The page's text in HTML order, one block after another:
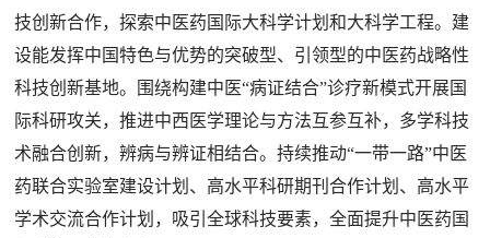
技创新合作，探索中医药国际大科学计划和大科学工程。建
设能发挥中国特色与优势的突破型、引领型的中医药战略性
科技创新基地。围绕构建中医“病证结合”诊疗新模式开展国
际科研攻关，推进中西医学理论与方法互参互补，多学科技
术融合创新，辨病与辨证相结合。持续推动“一带一路”中医
药联合实验室建设计划、高水平科研期刊合作计划、高水平
学术交流合作计划，吸引全球科技要素，全面提升中医药国